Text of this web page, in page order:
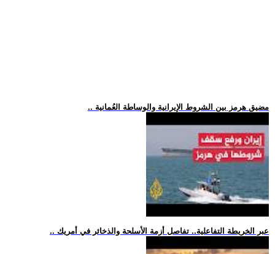
.. مضيق هرمز بين الشروط الإيرانية والوساطة العُمانية
.. عبر الخريطة التفاعلية.. تفاصل أزمة الأسلحة والذخائر في أمريك